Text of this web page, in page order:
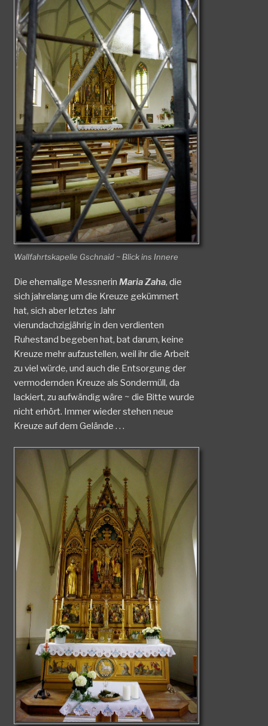
Wallfahrtskapelle Gschnaid ~ Blick ins Innere
Die ehemalige Messnerin Maria Zaha, die
sich jahrelang um die Kreuze gekümmert
hat, sich aber letztes Jahr
vierundachzigjährig in den verdienten
Ruhestand begeben hat, bat darum, keine
Kreuze mehr aufzustellen, weil ihr die Arbeit
zu viel würde, und auch die Entsorgung der
vermodernden Kreuze als Sondermüll, da
lackiert, zu aufwändig wäre ~ die Bitte wurde
nicht erhört. Immer wieder stehen neue
Kreuze auf dem Gelände . . .